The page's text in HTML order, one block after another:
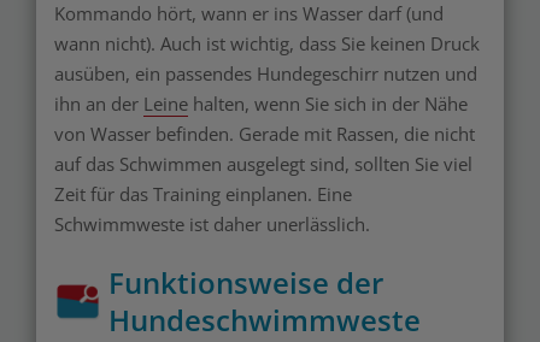
Kommando hört, wann er ins Wasser darf (und
wann nicht). Auch ist wichtig, dass Sie keinen Druck
ausüben, ein passendes Hundegeschirr nutzen und
ihn an der Leine halten, wenn Sie sich in der Nähe
von Wasser befinden. Gerade mit Rassen, die nicht
auf das Schwimmen ausgelegt sind, sollten Sie viel
Zeit für das Training einplanen. Eine
Schwimmweste ist daher unerlässlich.
Funktionsweise der
Hundeschwimmweste